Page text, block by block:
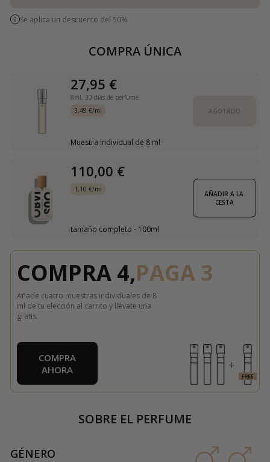
Se aplica un descuento del 50%
COMPRA ÚNICA
27,95 €
8ml, 30 días de perfume
3,49 €/ml
Muestra individual de 8 ml
AGOTADO
110,00 €
1,10 €/ml
tamaño completo - 100ml
AÑADIR A LA
CESTA
COMPRA 4,PAGA 3
Añade cuatro muestras individuales de 8
ml de tu elección al carrito y llévate una
gratis.
COMPRA
AHORA
SOBRE EL PERFUME
GÉNERO